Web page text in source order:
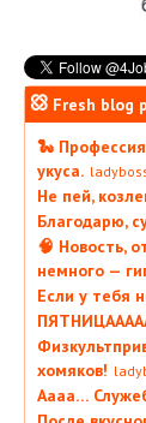
Fresh blog
🐍
укуса.
Не пей,
Благодарю,
🧠 Новость,
немного —
Если у тебя
хомяков!
Аааа…